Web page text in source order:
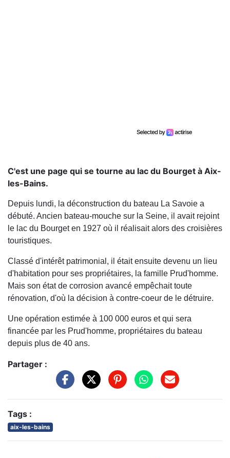
C'est une page qui se tourne au lac du Bourget à Aix-
les-Bains.
Depuis lundi, la déconstruction du bateau La Savoie a
débuté. Ancien bateau-mouche sur la Seine, il avait rejoint
le lac du Bourget en 1927 où il réalisait alors des croisières
touristiques.
Classé d'intérêt patrimonial, il était ensuite devenu un lieu
d'habitation pour ses propriétaires, la famille Prud'homme.
Mais son état de corrosion avancé empêchait toute
rénovation, d'où la décision à contre-coeur de le détruire.
Une opération estimée à 100 000 euros et qui sera
financée par les Prud'homme, propriétaires du bateau
depuis plus de 40 ans.
Partager :
Tags :
aix-les-bains